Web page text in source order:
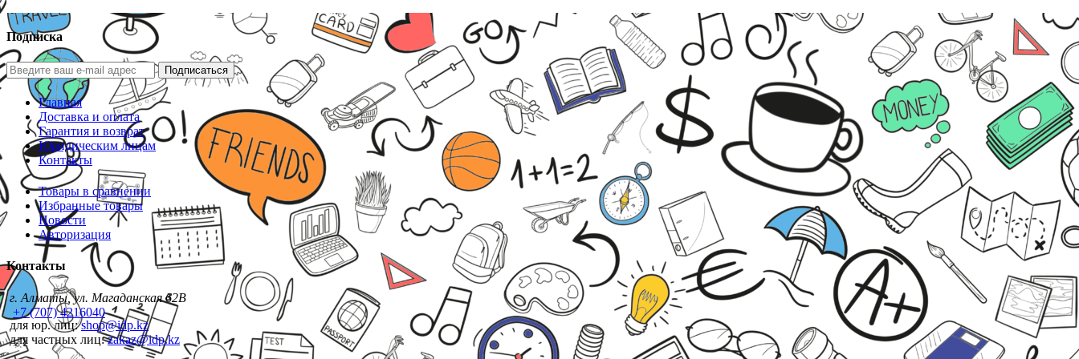
Подписка
Подписаться
Главная
Доставка и оплата
Гарантия и возврат
Юридическим лицам
Контакты
Товары в сравнении
Избранные товары
Новости
Авторизация
Контакты
г. Алматы, ул. Магаданская 62В
+7 (707) 4216040
для юр. лиц:shop@idp.kz
для частных лиц:zakaz@idp.kz